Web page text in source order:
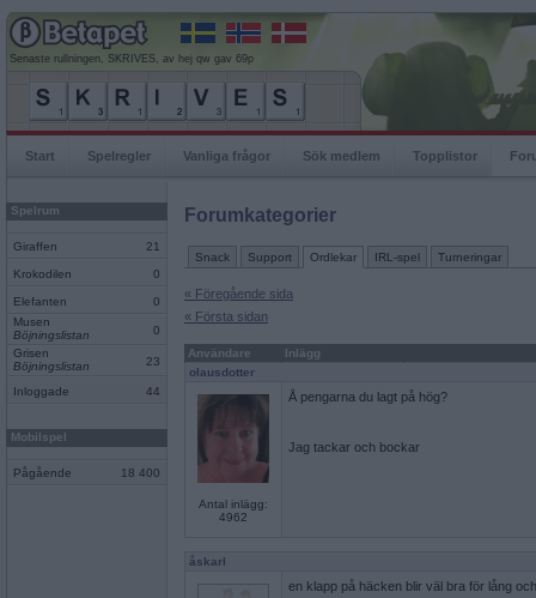
Senaste rullningen, SKRIVES, av hej qw gav 69p
Start Spelregler Vanliga frågor Sök medlem Topplistor
Spelrum
Giraffen 21
Krokodilen 0
Elefanten
0
Musen
Böjningslistan
0
Grisen
Böjningslistan
23
Inloggade 44
Mobilspel
Pågående 18 400
Forumkategorier
Snack Support Ordlekar IRL-spel Turneringar
« Föregående sida
« Första sidan
Användare
Inlägg
olausdotter
Antal inlägg:
4962
Å pengarna du lagt på hög?
Jag tackar och bockar
åskarl
en klapp på häcken blir väl bra för lång